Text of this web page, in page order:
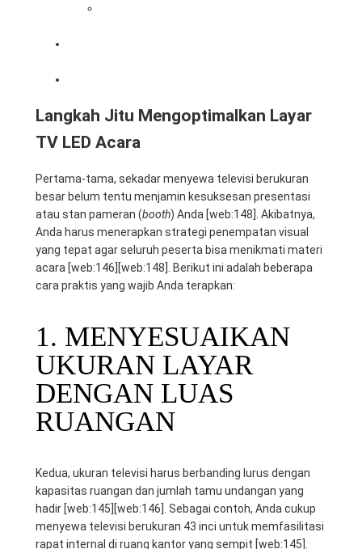
Langkah Jitu Mengoptimalkan Layar
TV LED Acara
Pertama-tama, sekadar menyewa televisi berukuran
besar belum tentu menjamin kesuksesan presentasi
atau stan pameran (booth) Anda [web:148]. Akibatnya,
Anda harus menerapkan strategi penempatan visual
yang tepat agar seluruh peserta bisa menikmati materi
acara [web:146][web:148]. Berikut ini adalah beberapa
cara praktis yang wajib Anda terapkan:
1. MENYESUAIKAN
UKURAN LAYAR
DENGAN LUAS
RUANGAN
Kedua, ukuran televisi harus berbanding lurus dengan
kapasitas ruangan dan jumlah tamu undangan yang
hadir [web:145][web:146]. Sebagai contoh, Anda cukup
menyewa televisi berukuran 43 inci untuk memfasilitasi
rapat internal di ruang kantor yang sempit [web:145].